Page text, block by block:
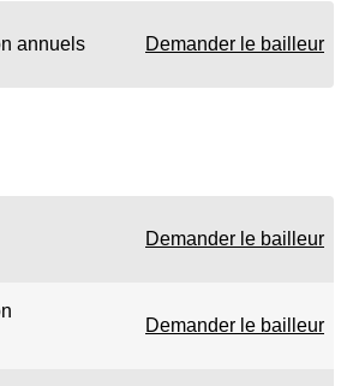
annuels Demander le bailleur
Demander le bailleur
Demander le bailleur